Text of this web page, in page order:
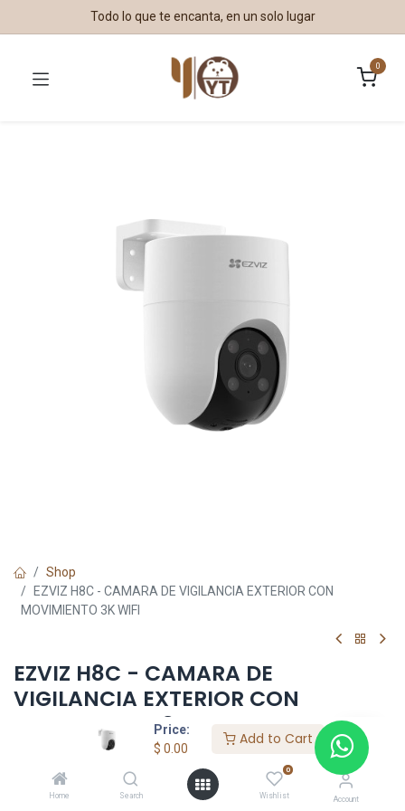
Price:
$ 0.00
Add to Cart
Home Search
0
Wishlist Account
Todo lo que te encanta, en un solo lugar
0
Shop
EZVIZ H8C - CAMARA DE VIGILANCIA EXTERIOR CON
MOVIMIENTO 3K WIFI
EZVIZ H8C - CAMARA DE
VIGILANCIA EXTERIOR CON
MOVIMIENTO 3K WIFI